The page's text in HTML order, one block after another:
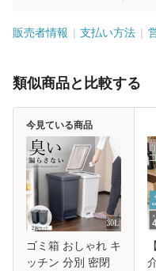
販売者情報 支払い方法
類似商品と比較する
ゴミ箱 おしゃれ キ
ッチン 分別 密閉
今見ている商品